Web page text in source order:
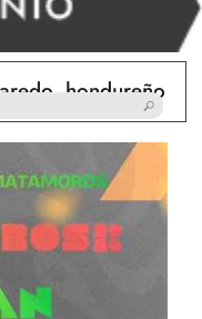
hondureño muere